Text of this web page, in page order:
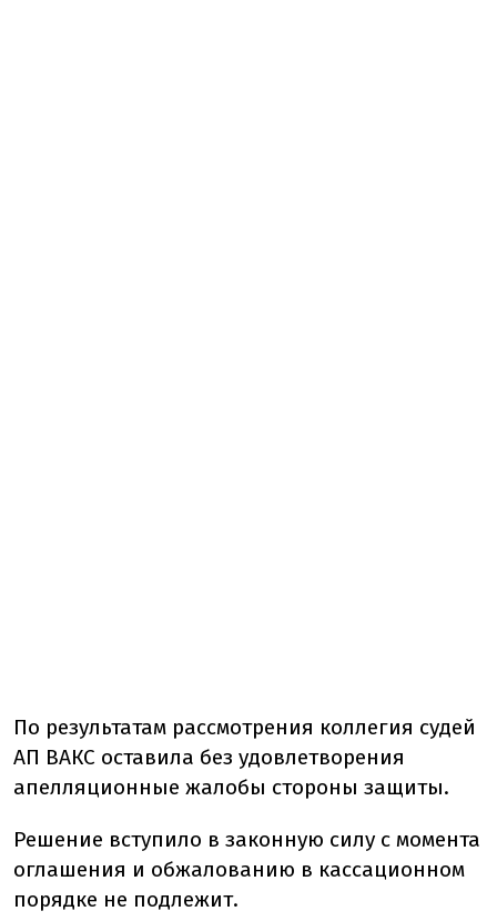
По результатам рассмотрения коллегия судей
АП ВАКС оставила без удовлетворения
апелляционные жалобы стороны защиты.
Решение вступило в законную силу с момента
оглашения и обжалованию в кассационном
порядке не подлежит.